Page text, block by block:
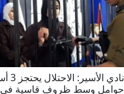
نادي
حوامل وسط ظروف قاسية